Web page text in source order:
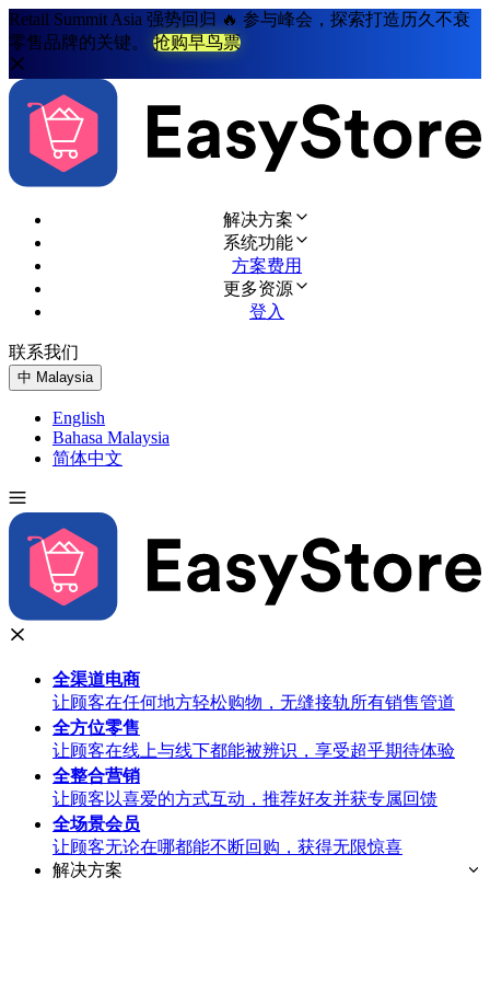
Retail Summit Asia 强势回归 🔥 参与峰会，探索打造历久不衰
零售品牌的关键。
抢购早鸟票
解决方案
系统功能
方案费用
更多资源
登入
联系我们
中 Malaysia
English
Bahasa Malaysia
简体中文
全渠道电商
让顾客在任何地方轻松购物，无缝接轨所有销售管道
全方位零售
让顾客在线上与线下都能被辨识，享受超乎期待体验
全整合营销
让顾客以喜爱的方式互动，推荐好友并获专属回馈
全场景会员
让顾客无论在哪都能不断回购，获得无限惊喜
解决方案